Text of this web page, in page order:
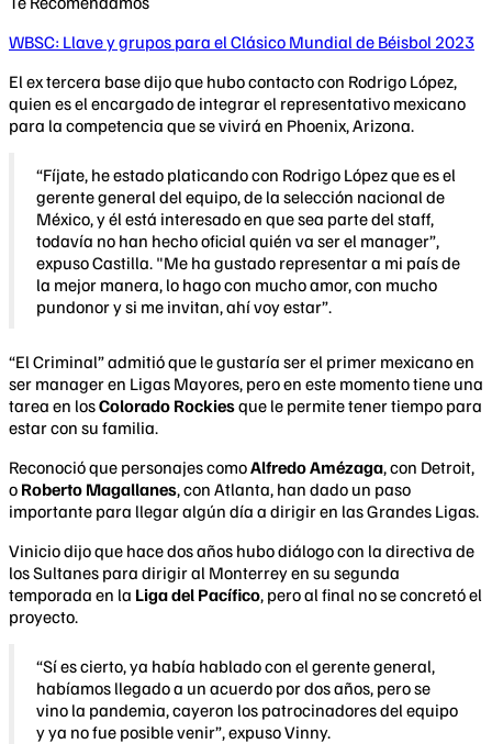
WBSC: Llave y grupos para el Clásico Mundial de Béisbol 2023
El ex tercera base dijo que hubo contacto con Rodrigo López,
quien es el encargado de integrar el representativo mexicano
para la competencia que se vivirá en Phoenix, Arizona.
“Fíjate, he estado platicando con Rodrigo López que es el
gerente general del equipo, de la selección nacional de
México, y él está interesado en que sea parte del staff,
todavía no han hecho oficial quién va ser el manager”,
expuso Castilla. "Me ha gustado representar a mi país de
la mejor manera, lo hago con mucho amor, con mucho
pundonor y si me invitan, ahí voy estar”.
“El Criminal” admitió que le gustaría ser el primer mexicano en
ser manager en Ligas Mayores, pero en este momento tiene una
tarea en losColorado Rockiesque le permite tener tiempo para
estar con su familia.
Reconoció que personajes comoAlfredo Amézaga, con Detroit,
o Roberto Magallanes, con Atlanta, han dado un paso
importante para llegar algún día a dirigir en las Grandes Ligas.
Vinicio dijo que hace dos años hubo diálogo con la directiva de
los Sultanes para dirigir al Monterrey en su segunda
temporada en la Liga del Pacífico, pero al final no se concretó el
proyecto.
“Sí es cierto, ya había hablado con el gerente general,
habíamos llegado a un acuerdo por dos años, pero se
vino la pandemia, cayeron los patrocinadores del equipo
y ya no fue posible venir”, expuso Vinny.